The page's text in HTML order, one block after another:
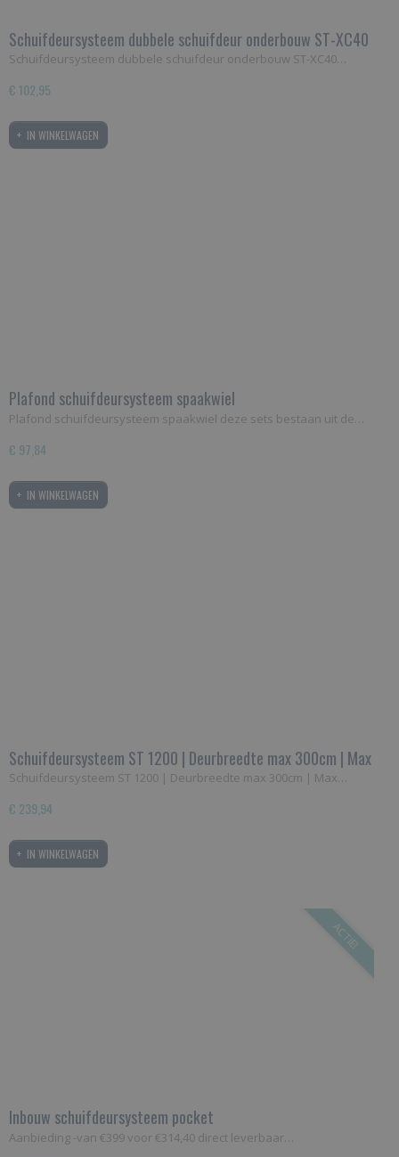
Schuifdeursysteem dubbele schuifdeur onderbouw ST-XC40
Zwart
Schuifdeursysteem dubbele schuifdeur onderbouw ST-XC40…
€ 102,95
IN WINKELWAGEN
Plafond schuifdeursysteem spaakwiel
Plafond schuifdeursysteem spaakwiel deze sets bestaan uit de…
€ 97,84
IN WINKELWAGEN
Schuifdeursysteem ST 1200 | Deurbreedte max 300cm | Max
160kg
Schuifdeursysteem ST 1200 | Deurbreedte max 300cm | Max…
€ 239,94
IN WINKELWAGEN
ACTIE!
Inbouw schuifdeursysteem pocket
Aanbieding -van €399 voor €314,40 direct leverbaar…